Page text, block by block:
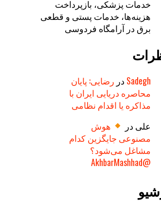
خدمات پزشکی، بازپرداخت
هزینه‌ها، خدمات پستی و قطعی
برق در آرامگاه فردوسی
Sadegh در رضایی: پایان
محاصره دریایی ایران با
مذاکره یا اقدام نظامی
علی در
هوش
مصنوعی جایگزین کدام
مشاغل می‌شود؟
@AkhbarMashhad